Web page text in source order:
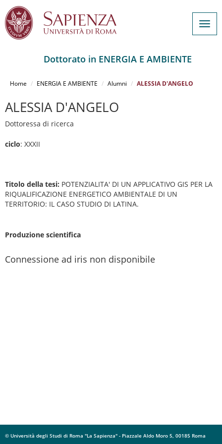
principale
Dottorato in ENERGIA E AMBIENTE
Home ENERGIA E AMBIENTE Alumni ALESSIA D'ANGELO
ALESSIA D'ANGELO
Dottoressa di ricerca
ciclo: XXXII
Titolo della tesi: POTENZIALITA' DI UN APPLICATIVO GIS PER LA
RIQUALIFICAZIONE ENERGETICO AMBIENTALE DI UN
TERRITORIO: IL CASO STUDIO DI LATINA.
Produzione scientifica
Connessione ad iris non disponibile
© Università degli Studi di Roma "La Sapienza" - Piazzale Aldo Moro 5, 00185 Roma